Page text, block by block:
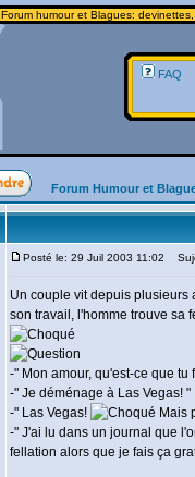
Forum humour et Blagues:
FAQ
Forum Humour et
Posté le: 29 Juil 2003 11:02
Un couple vit depuis plusieurs
son travail, l'homme trouve sa
-" Mon amour, qu'est-ce que
-" Je déménage à Las Vegas!
-" Las Vegas!
Mais
-" J'ai lu dans un journal que
fellation alors que je fais ça